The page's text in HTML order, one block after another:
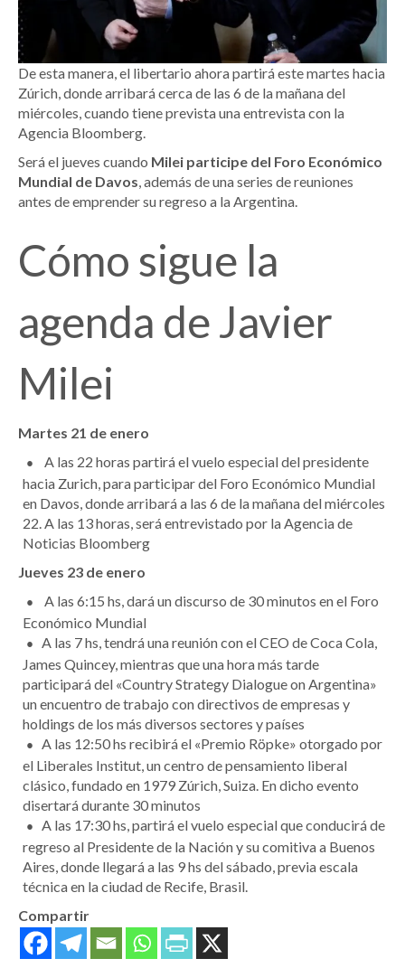
De esta manera, el libertario ahora partirá este martes hacia
Zúrich, donde arribará cerca de las 6 de la mañana del
miércoles, cuando tiene prevista una entrevista con la
Agencia Bloomberg.
Será el jueves cuando Milei participe del Foro Económico
Mundial de Davos, además de una series de reuniones
antes de emprender su regreso a la Argentina.
Cómo sigue la
agenda de Javier
Milei
Martes 21 de enero
A las 22 horas partirá el vuelo especial del presidente
hacia Zurich, para participar del Foro Económico Mundial
en Davos, donde arribará a las 6 de la mañana del miércoles
22. A las 13 horas, será entrevistado por la Agencia de
Noticias Bloomberg
Jueves 23 de enero
A las 6:15 hs, dará un discurso de 30 minutos en el Foro
Económico Mundial
A las 7 hs, tendrá una reunión con el CEO de Coca Cola,
James Quincey, mientras que una hora más tarde
participará del «Country Strategy Dialogue on Argentina»
un encuentro de trabajo con directivos de empresas y
holdings de los más diversos sectores y países
A las 12:50 hs recibirá el «Premio Röpke» otorgado por
el Liberales Institut, un centro de pensamiento liberal
clásico, fundado en 1979 Zúrich, Suiza. En dicho evento
disertará durante 30 minutos
A las 17:30 hs, partirá el vuelo especial que conducirá de
regreso al Presidente de la Nación y su comitiva a Buenos
Aires, donde llegará a las 9 hs del sábado, previa escala
técnica en la ciudad de Recife, Brasil.
Compartir